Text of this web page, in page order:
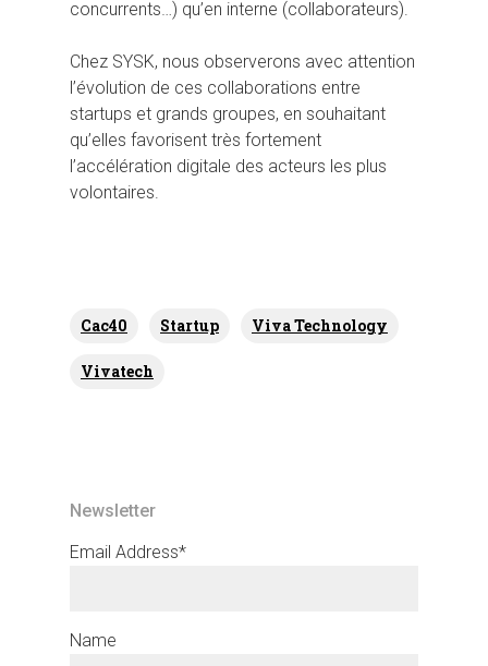
concurrents…) qu’en interne (collaborateurs).
Chez SYSK, nous observerons avec attention
l’évolution de ces collaborations entre
startups et grands groupes, en souhaitant
qu’elles favorisent très fortement
l’accélération digitale des acteurs les plus
volontaires.
Cac40 Startup Viva Technology
Vivatech
Newsletter
Email Address*
Name